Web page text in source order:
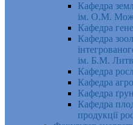
Кафедра
ім. О.М.
Кафедра
Кафедра
ім. Б.М.
Кафедра
Кафедра
Кафедра
Кафедра
продукції